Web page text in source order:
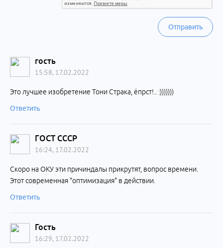
Отправить
гость
15:58, 17.02.2022
Это лучшее изобретение Тони Страка, ёпрст!.. :)))))))
Ответить
ГОСТ СССР
16:24, 17.02.2022
Скоро на ОКУ эти причиндалы прикрутят, вопрос времени.
Этот современная "оптимизация" в действии.
Ответить
Гость
16:29, 17.02.2022